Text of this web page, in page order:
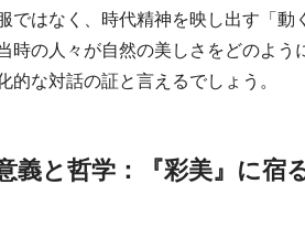
ではなく、時代精神を映し出す「
時の人々が自然の美しさをどのよ
的な対話の証と言えるでしょう。
義と哲学：『彩美』に宿